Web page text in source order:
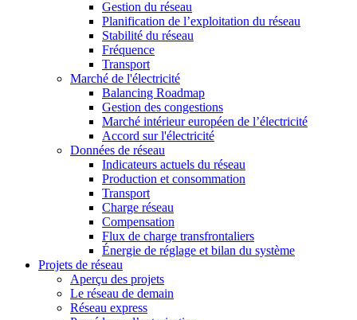
Gestion du réseau
Planification de l’exploitation du réseau
Stabilité du réseau
Fréquence
Transport
Marché de l'électricité
Balancing Roadmap
Gestion des congestions
Marché intérieur européen de l’électricité
Accord sur l'électricité
Données de réseau
Indicateurs actuels du réseau
Production et consommation
Transport
Charge réseau
Compensation
Flux de charge transfrontaliers
Énergie de réglage et bilan du système
Projets de réseau
Aperçu des projets
Le réseau de demain
Réseau express